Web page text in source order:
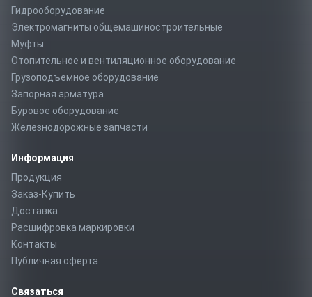
Гидрооборудование
Электромагниты общемашиностроительные
Муфты
Отопительное и вентиляционное оборудование
Грузоподъемное оборудование
Запорная арматура
Буровое оборудование
Железнодорожные запчасти
Информация
Продукция
Заказ-Купить
Доставка
Расшифровка маркировки
Контакты
Публичная оферта
Связаться